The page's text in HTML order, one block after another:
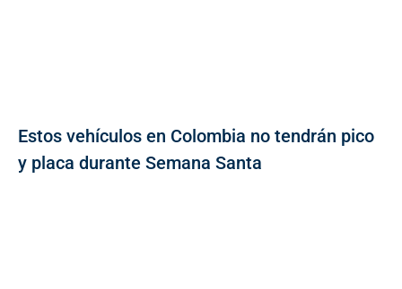
Estos vehículos en Colombia no tendrán pico
y placa durante Semana Santa